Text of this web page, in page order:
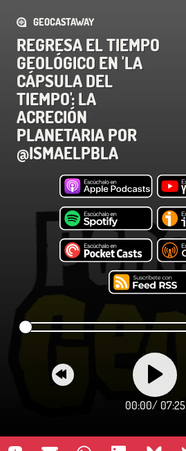
GEOCASTAWAY
REGRESA EL TIEMPO
GEOLÓGICO EN 'LA
CÁPSULA DEL
TIEMPO': LA
ACRECIÓN
PLANETARIA POR
@ISMAELPBLA
00:00/ 07:25